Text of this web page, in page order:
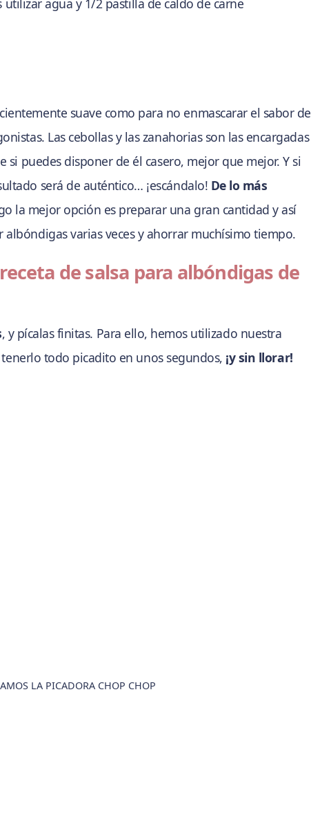
agua y 1/2 pastilla de caldo de carne
suave como para no enmascarar el sabor de
Las cebollas y las zanahorias son las encargadas
puedes disponer de él casero, mejor que mejor. Y si
será de auténtico… ¡escándalo! De lo más
la mejor opción es preparar una gran cantidad y así
varias veces y ahorrar muchísimo tiempo.
de salsa para albóndigas de
, y pícalas finitas. Para ello, hemos utilizado nuestra
todo picadito en unos segundos, ¡y sin llorar!
LA PICADORA CHOP CHOP